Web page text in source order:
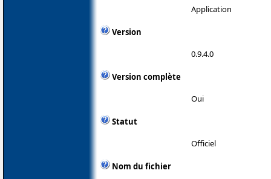
Application
Version
0.9.4.0
Version complète
Oui
Statut
Officiel
Nom du fichier